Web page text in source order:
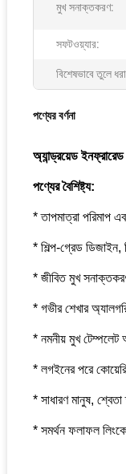
মুখ সনাক্তকরণ:
সফটওয়্যার:
বিশেষভাবে তুলে
পণ্যের বর্ণনা
অ্যান্ড্রয়েড
পণ্যের বৈশিষ্ট্য:
* তাপমাত্রা পরিমাপ
* শিল্প-গ্রেড
* জীবিত মুখ
* গভীর শেখার
* নমনীয় মুখ টেম্পলেট
* লগইনের পরে
* সাধারণ মানুষ,
* সমর্থন ফলাফল